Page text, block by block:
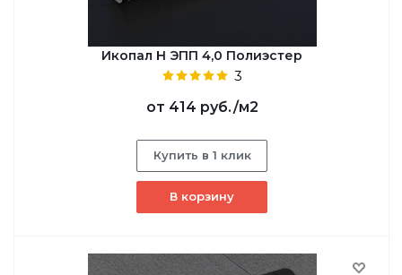
Икопал Н ЭПП 4,0 Полиэстер
3
от 414 руб./м2
Купить в 1 клик
В корзину